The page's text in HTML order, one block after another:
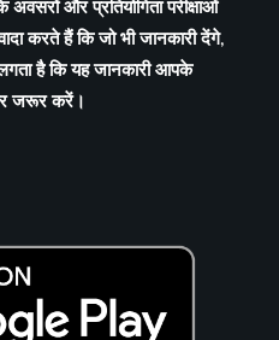
और प्रतियोगिता परीक्षाओं
करते हैं कि जो भी जानकारी देंगे,
है कि यह जानकारी आपके
जरूर करें।